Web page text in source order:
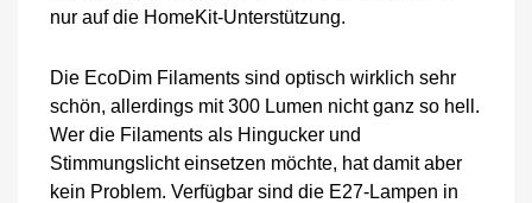
nur auf die HomeKit-Unterstützung.
Die EcoDim Filaments sind optisch wirklich sehr
schön, allerdings mit 300 Lumen nicht ganz so hell.
Wer die Filaments als Hingucker und
Stimmungslicht einsetzen möchte, hat damit aber
kein Problem. Verfügbar sind die E27-Lampen in